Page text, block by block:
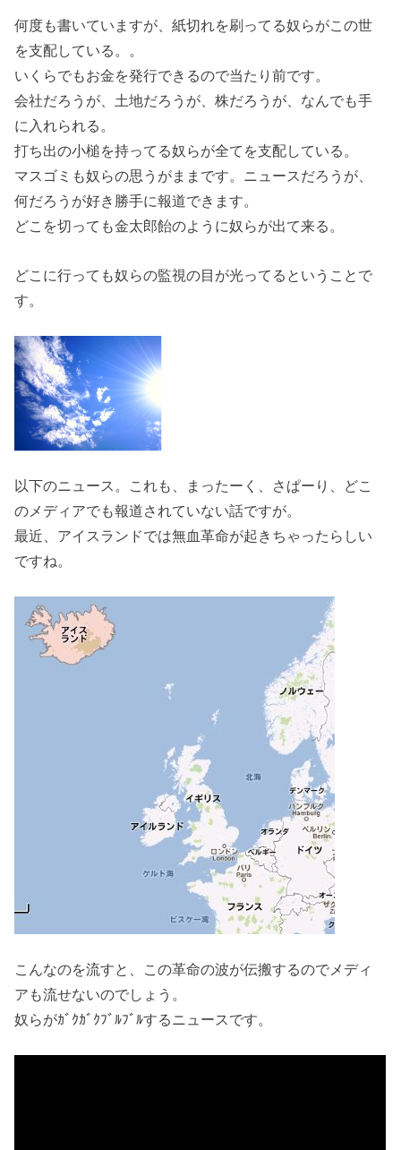
何度も書いていますが、紙切れを刷ってる奴らがこの世
を支配している。。
いくらでもお金を発行できるので当たり前です。
会社だろうが、土地だろうが、株だろうが、なんでも手
に入れられる。
打ち出の小槌を持ってる奴らが全てを支配している。
マスゴミも奴らの思うがままです。ニュースだろうが、
何だろうが好き勝手に報道できます。
どこを切っても金太郎飴のように奴らが出て来る。
どこに行っても奴らの監視の目が光ってるということで
す。
以下のニュース。これも、まったーく、さぱーり、どこ
のメディアでも報道されていない話ですが。
最近、アイスランドでは無血革命が起きちゃったらしい
ですね。
こんなのを流すと、この革命の波が伝搬するのでメディ
アも流せないのでしょう。
奴らがｶﾞｸｶﾞｸﾌﾞﾙﾌﾞﾙするニュースです。